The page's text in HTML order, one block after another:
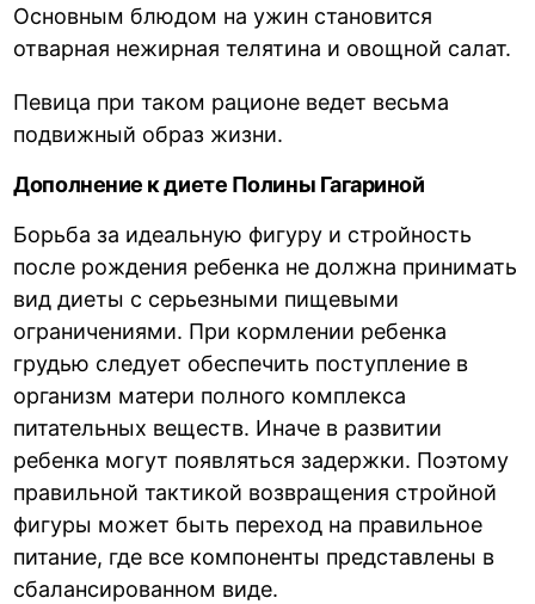
Основным блюдом на ужин становится
отварная нежирная телятина и овощной салат.
Певица при таком рационе ведет весьма
подвижный образ жизни.
Дополнение к диете Полины Гагариной
Борьба за идеальную фигуру и стройность
после рождения ребенка не должна принимать
вид диеты с серьезными пищевыми
ограничениями. При кормлении ребенка
грудью следует обеспечить поступление в
организм матери полного комплекса
питательных веществ. Иначе в развитии
ребенка могут появляться задержки. Поэтому
правильной тактикой возвращения стройной
фигуры может быть переход на правильное
питание, где все компоненты представлены в
сбалансированном виде.